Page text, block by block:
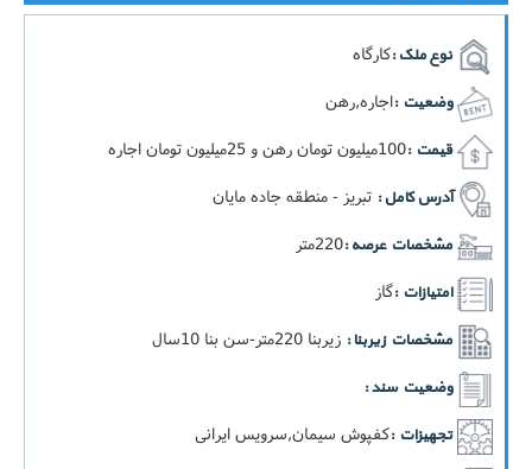
نوع ملک :کارگاه
وضعیت :اجاره,رهن
قیمت :100ميليون تومان رهن و 25ميليون تومان اجاره
آدرس کامل : تبریز - منطقه جاده مایان
مشخصات عرصه :220متر
امتیازات :گاز
مشخصات زیربنا : زيربنا 220متر-سن بنا 10سال
وضعیت سند :
تجهیزات :کفپوش سیمان,سرویس ایرانی